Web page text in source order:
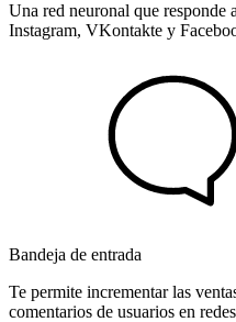
Una red neuronal que responde
Instagram, VKontakte y
Bandeja de entrada
Te permite incrementar las
comentarios de usuarios en